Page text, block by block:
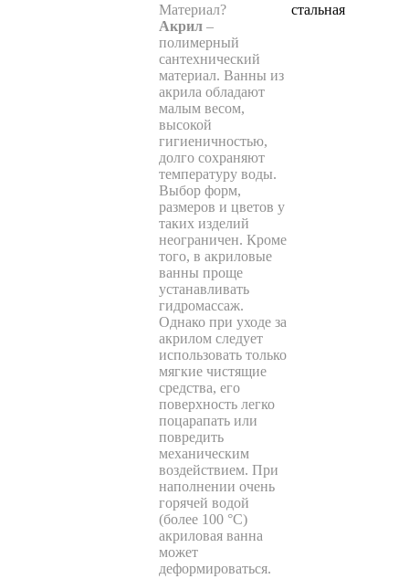
Материал?
Акрил –
полимерный
сантехнический
материал. Ванны из
акрила обладают
малым весом,
высокой
гигиеничностью,
долго сохраняют
температуру воды.
Выбор форм,
размеров и цветов у
таких изделий
неограничен. Кроме
того, в акриловые
ванны проще
устанавливать
гидромассаж.
Однако при уходе за
акрилом следует
использовать только
мягкие чистящие
средства, его
поверхность легко
поцарапать или
повредить
механическим
воздействием. При
наполнении очень
горячей водой
(более 100 °С)
акриловая ванна
может
деформироваться.
стальная